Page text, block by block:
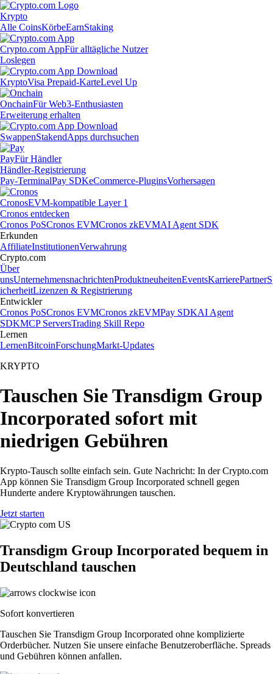
Krypto
Alle CoinsKörbeEarnStaking
Crypto.com AppFür alltägliche Nutzer
Loslegen
KryptoVisa Prepaid-KarteLevel Up
OnchainFür Web3-Enthusiasten
Erweiterung erhalten
SwappenStakendApps durchsuchen
PayFür Händler
Händler-Registrierung
Pay-TerminalPay SDKeCommerce-PluginsVorhersagen
CronosEVM-kompatible Layer 1
Cronos entdecken
Cronos PoSCronos EVMCronos zkEVMAI Agent SDK
Erkunden
AffiliateInstitutionenVerwahrung
Crypto.com
Über
unsUnternehmensnachrichtenProduktneuheitenEventsKarrierePartnerS
icherheitLizenzen & Registrierung
Entwickler
Cronos PoSCronos EVMCronos zkEVMPay SDKAI Agent
SDKMCP ServersTrading Skill Repo
Lernen
LernenBitcoinForschungMarkt-Updates
KRYPTO
Tauschen Sie Transdigm Group
Incorporated sofort mit
niedrigen Gebühren
Krypto-Tausch sollte einfach sein. Gute Nachricht: In der Crypto.com
App können Sie Transdigm Group Incorporated schnell gegen
Hunderte andere Kryptowährungen tauschen.
Jetzt starten
Transdigm Group Incorporated bequem in
Deutschland tauschen
Sofort konvertieren
Tauschen Sie Transdigm Group Incorporated ohne komplizierte
Orderbücher. Nutzen Sie unsere einfache Benutzeroberfläche. Spreads
und Gebühren können anfallen.